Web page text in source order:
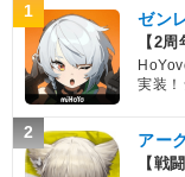
1 ゼン
【2
実装！
2 アー
【戦